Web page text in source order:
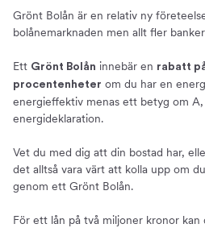
Grönt Bolån är en relativ ny
bolånemarknaden men allt fler
Ett Grönt Bolån innebär en rabatt
procentenheter om du har en
energieffektiv menas ett betyg om A,
energideklaration.
Vet du med dig att din bostad har,
det alltså vara värt att kolla upp om
genom ett Grönt Bolån.
För ett lån på två miljoner kronor kan